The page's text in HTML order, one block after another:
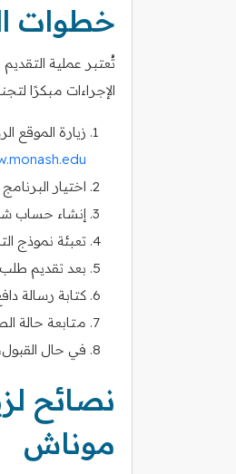
خطوات
تُعتبر عملية
الإجراءات مبكرًا
زيارة الموقع
اختيار
إنشاء حساب
تعبئة نموذج
بعد تقديم
كتابة رسالة
متابعة حالة
في حال
نصائح
موناش